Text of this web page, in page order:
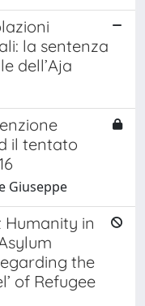
la sentenza
dell’Aja
il tentato
Giuseppe
Humanity in
the
of Refugee